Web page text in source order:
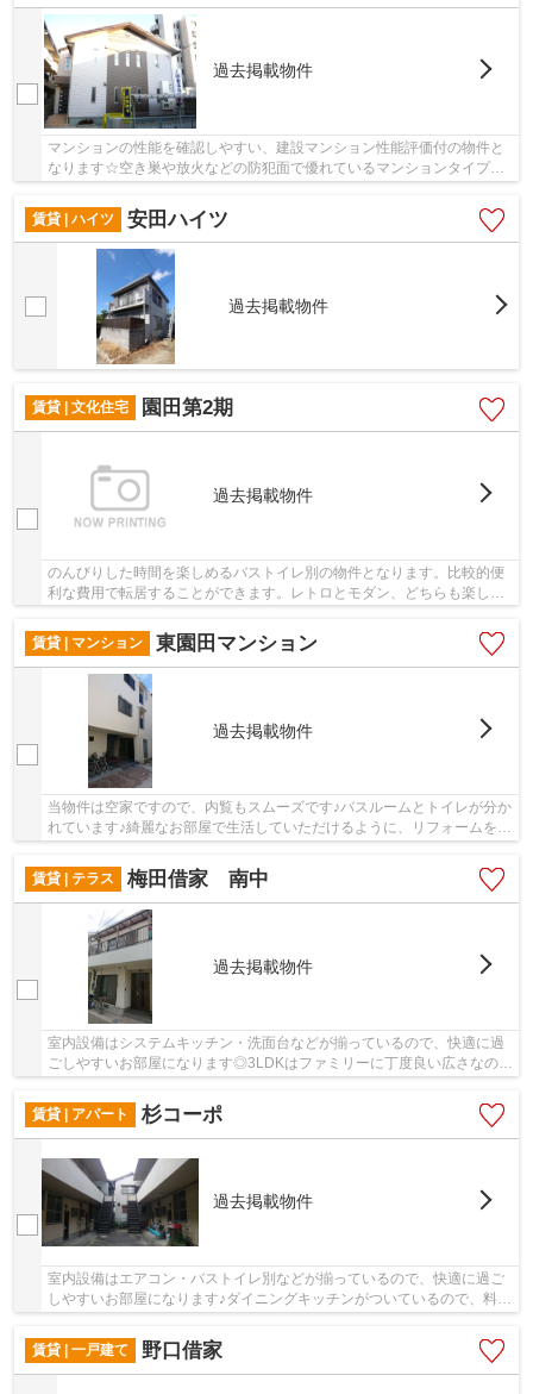
過去掲載物件
マンションの性能を確認しやすい、建設マンション性能評価付の物件と
なります☆空き巣や放火などの防犯面で優れているマンションタイプの
物件です☆高いニーズのある、駅から徒歩9分の駅...
賃貸 | ハイツ
安田ハイツ
過去掲載物件
賃貸 | 文化住宅 園田第2期
過去掲載物件
のんびりした時間を楽しめるバストイレ別の物件となります。比較的便
利な費用で転居することができます。レトロとモダン、どちらも楽しめ
賃貸 | マンション
東園田マンション
過去掲載物件
当物件は空家ですので、内覧もスムーズです♪バスルームとトイレが分か
れています♪綺麗なお部屋で生活していただけるように、リフォームを行
賃貸 | テラス
梅田借家 南中
過去掲載物件
室内設備はシステムキッチン・洗面台などが揃っているので、快適に過
ごしやすいお部屋になります◎3LDKはファミリーに丁度良い広さなので
賃貸 | アパート
杉コーポ
過去掲載物件
室内設備はエアコン・バストイレ別などが揃っているので、快適に過ご
しやすいお部屋になります♪ダイニングキッチンがついているので、料理
賃貸 | 一戸建て
野口借家